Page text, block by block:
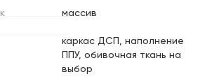
массив
каркас ДСП, наполнение
ППУ, обивочная ткань на
выбор